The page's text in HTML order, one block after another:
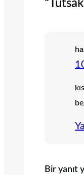
Bir yanıt